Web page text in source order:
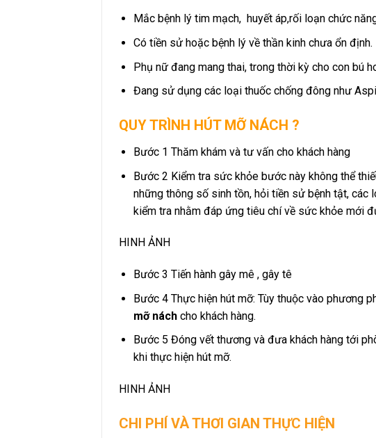
Mắc bệnh lý tim mạch, huyết áp,rối loạn chức
Có tiền sử hoặc bệnh lý về thần kinh chưa ổn định.
Phụ nữ đang mang thai, trong thời kỳ cho con bú
Đang sử dụng các loại thuốc chống đông như
QUY TRÌNH HÚT MỠ NÁCH ?
Bước 1 Thăm khám và tư vấn cho khách hàng
Bước 2 Kiểm tra sức khỏe bước này không thể
những thông số sinh tồn, hỏi tiền sử bệnh tật,
kiểm tra nhằm đáp ứng tiêu chí về sức khỏe mới
HINH ẢNH
Bước 3 Tiến hành gây mê , gây tê
Bước 4 Thực hiện hút mỡ: Tùy thuộc vào phương
mỡ náchcho khách hàng.
Bước 5 Đóng vết thương và đưa khách hàng tới
khi thực hiện hút mỡ.
HINH ẢNH
CHI PHÍ VÀ THƠI GIAN THỰC HIỆN